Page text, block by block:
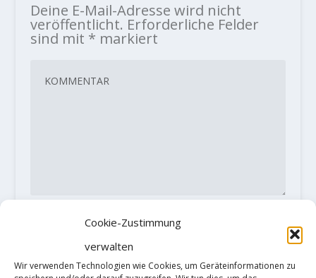
Cookie-Zustimmung
verwalten
Wir verwenden Technologien wie Cookies, um Geräteinformationen zu
Deine E-Mail-Adresse wird nicht
veröffentlicht. Erforderliche Felder
sind mit * markiert